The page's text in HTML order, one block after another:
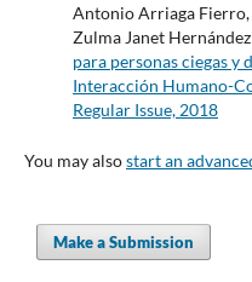
Antonio Arriaga Fierro,
Zulma Janet
para personas ciegas y
Interacción Humano-
Regular Issue, 2018
You may alsostart an
Make a Submission